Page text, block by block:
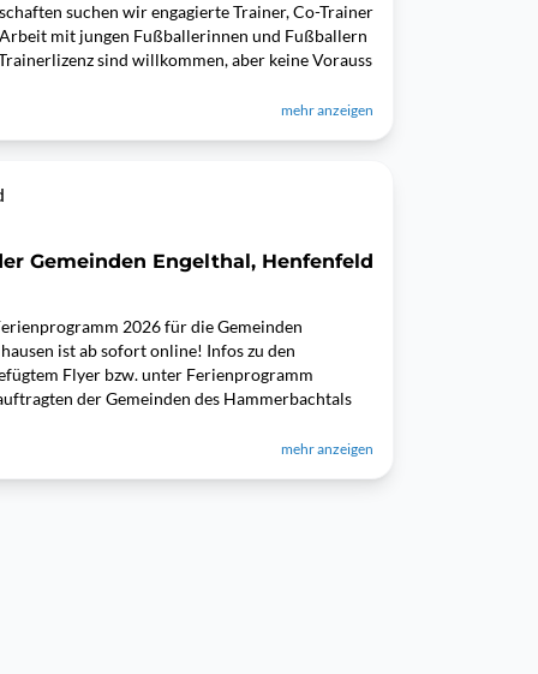
suchen wir engagierte Trainer, Co-Trainer
mit jungen Fußballerinnen und Fußballern
sind willkommen, aber keine Vorauss
mehr anzeigen
Gemeinden Engelthal, Henfenfeld
2026 für die Gemeinden
ist ab sofort online! Infos zu den
Flyer bzw. unter Ferienprogramm
der Gemeinden des Hammerbachtals
mehr anzeigen